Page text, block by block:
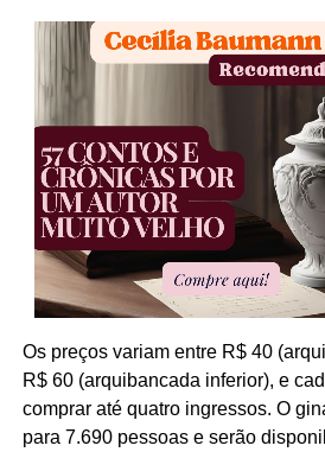
Os preços variam entre R$ 40
R$ 60 (arquibancada inferior), e
comprar até quatro ingressos. O
para 7.690 pessoas e serão